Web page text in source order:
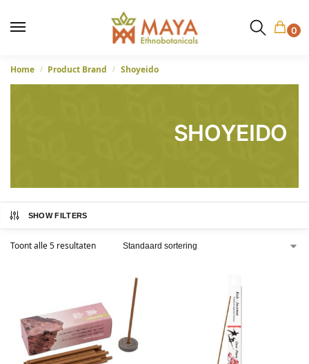
0
Home / Product Brand / Shoyeido
SHOYEIDO
SHOW FILTERS
Toont alle 5 resultaten